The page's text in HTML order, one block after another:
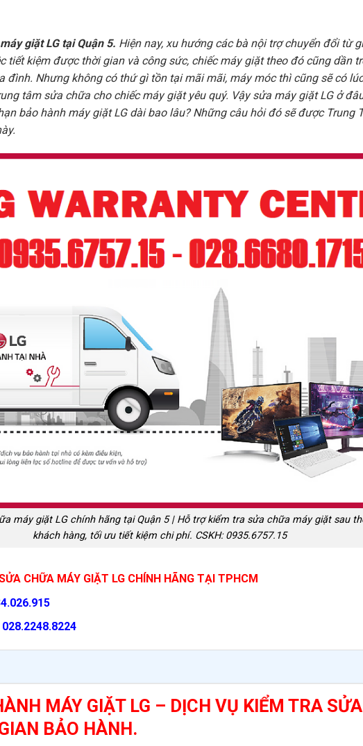
giặt LG tại Quận 5. Hiện nay, xu hướng các bà nội trợ chuyển đổi từ
tiết kiệm được thời gian và công sức, chiếc máy giặt theo đó cũng dần
đình. Nhưng không có thứ gì tồn tại mãi mãi, máy móc thì cũng sẽ có
tâm sửa chữa cho chiếc máy giặt yêu quý. Vậy sửa máy giặt LG ở
bảo hành máy giặt LG dài bao lâu? Những câu hỏi đó sẽ được Trung
máy giặt LG chính hãng tại Quận 5 | Hỗ trợ kiểm tra sửa chữa máy giặt sau
khách hàng, tối ưu tiết kiệm chi phí. CSKH: 0935.6757.15
CHỮA MÁY GIẶT LG CHÍNH HÃNG TẠI TPHCM
MÁY GIẶT LG – DỊCH VỤ KIỂM TRA
BẢO HÀNH.